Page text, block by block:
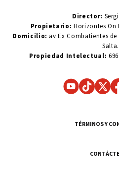
Director:
Propietario:Horizontes On
Domicilio: av Ex Combatientes de
Salta.
Propiedad Intelectual:
TÉRMINOS Y